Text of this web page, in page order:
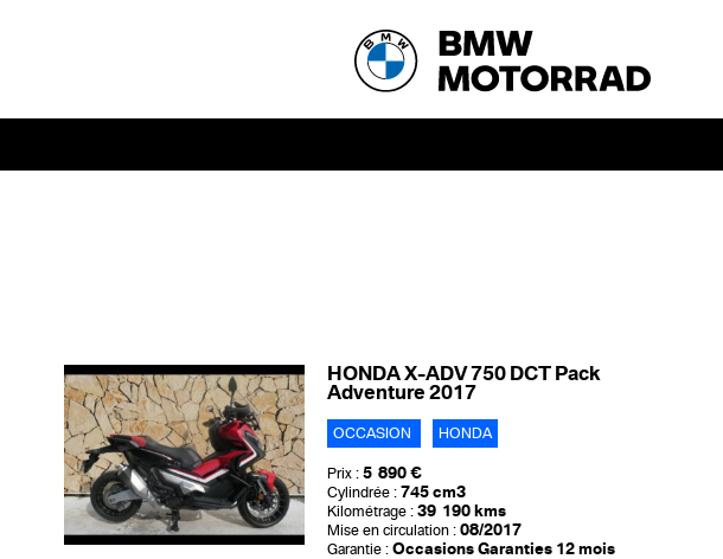
HONDA X-ADV 750 DCT Pack
Adventure 2017
OCCASION HONDA
Prix : 5 890 €
Cylindrée : 745 cm3
Kilométrage : 39 190 kms
Mise en circulation : 08/2017
Garantie : Occasions Garanties 12 mois